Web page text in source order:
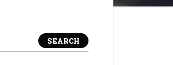
SEARCH